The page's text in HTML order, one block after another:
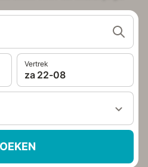
Vertrek
za 22-08